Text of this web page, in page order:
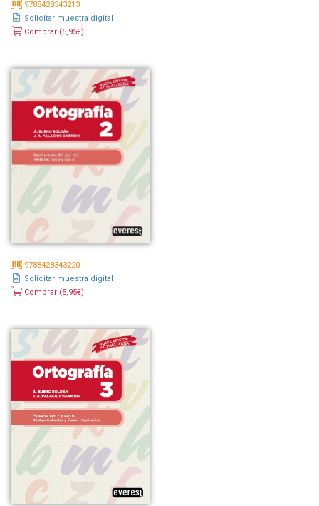
9788428343213
Solicitar muestra digital
Comprar (5,95€)
9788428343220
Solicitar muestra digital
Comprar (5,95€)